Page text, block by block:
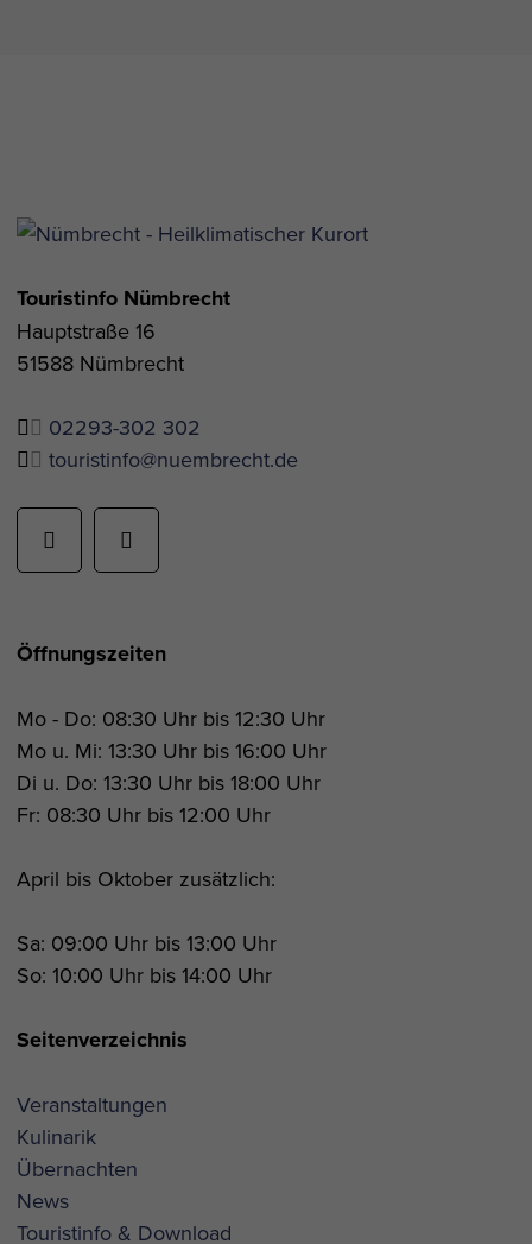
Touristinfo Nümbrecht
Hauptstraße 16
51588 Nümbrecht
02293-302 302
touristinfo@nuembrecht.de
Öffnungszeiten
Mo - Do: 08:30 Uhr bis 12:30 Uhr
Mo u. Mi: 13:30 Uhr bis 16:00 Uhr
Di u. Do: 13:30 Uhr bis 18:00 Uhr
Fr: 08:30 Uhr bis 12:00 Uhr
April bis Oktober zusätzlich:
Sa: 09:00 Uhr bis 13:00 Uhr
So: 10:00 Uhr bis 14:00 Uhr
Seitenverzeichnis
Veranstaltungen
Kulinarik
Übernachten
News
Touristinfo & Download